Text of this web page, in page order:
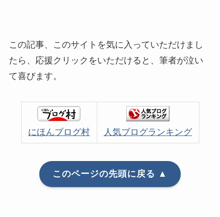
この記事、このサイトを気に入っていただけまし
たら、応援クリックをいただけると、筆者が泣い
て喜びます。
にほんブログ村 人気ブログランキング
このページの先頭に戻る ▲